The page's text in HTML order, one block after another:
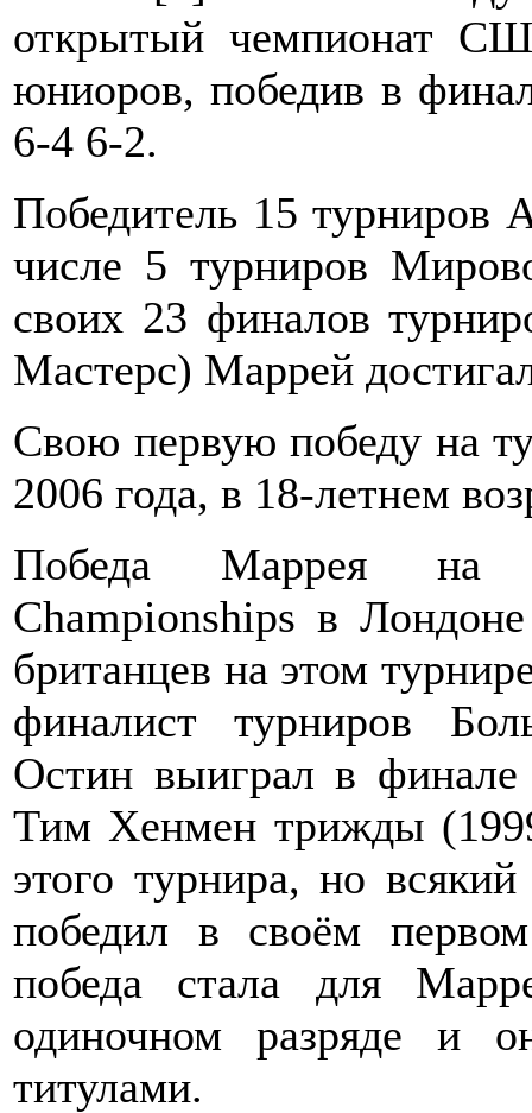
открытый чемпионат
юниоров, победив в
6-4 6-2.
Победитель 15 турниров
числе 5 турниров
своих 23 финалов
Мастерс) Маррей
Свою первую победу на
2006 года, в 18-летнем
Победа Маррея на
Championships в
британцев на этом
финалист турниров
Остин выиграл в
Тим Хенмен трижды
этого турнира, но
победил в своём
победа стала для
одиночном разряде и
титулами.